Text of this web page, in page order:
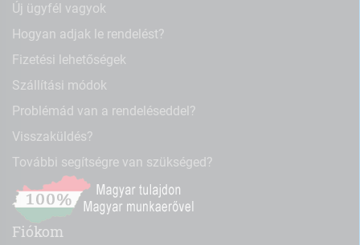
Új ügyfél vagyok
Hogyan adjak le rendelést?
Fizetési lehetőségek
Szállítási módok
Problémád van a rendeléseddel?
Visszaküldés?
További segítségre van szükséged?
Fiókom